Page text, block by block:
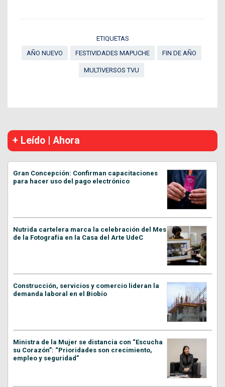
ETIQUETAS
AÑO NUEVO
FESTIVIDADES MAPUCHE FIN DE AÑO
MULTIVERSOS TVU
+ Leído | Ahora
Gran Concepción: Confirman capacitaciones
para hacer uso del pago electrónico
Nutrida cartelera marca la celebración del Mes
de la Fotografía en la Casa del Arte UdeC
Construcción, servicios y comercio lideran la
demanda laboral en el Biobío
Ministra de la Mujer se distancia con “Escucha
su Corazón”: “Prioridades son crecimiento,
empleo y seguridad”